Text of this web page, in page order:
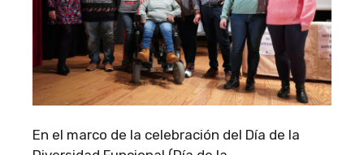
En el marco de la celebración del Día de la